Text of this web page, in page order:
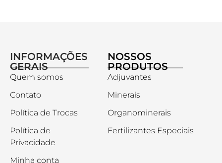
INFORMAÇÕES
GERAIS
Quem somos
Contato
Política de Trocas
Política de
Privacidade
Minha conta
NOSSOS
PRODUTOS
Adjuvantes
Minerais
Organominerais
Fertilizantes Especiais